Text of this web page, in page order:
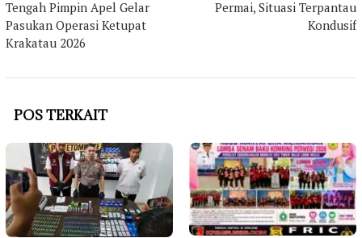
Tengah Pimpin Apel Gelar
Pasukan Operasi Ketupat
Krakatau 2026
Permai, Situasi Terpantau
Kondusif
POS TERKAIT